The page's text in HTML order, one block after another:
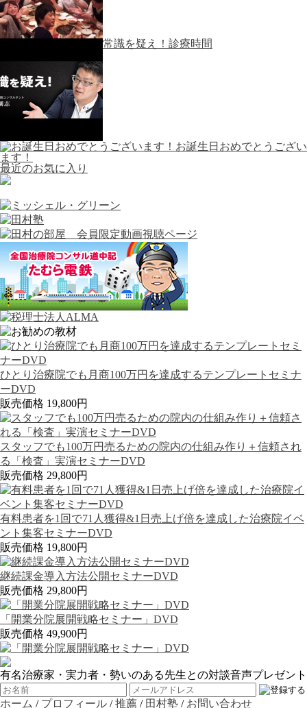
常識を疑え！診療時間
お誕生日おめでとうござい
ます！
最近のお気に入り
ひとり治療院でも月商100万円を達成するテンプレートセミナ
ーDVD
販売価格 19,800円
スタッフでも100万円売るための院内の仕組み作り＋信頼され
る「検査」実演セミナーDVD
販売価格 29,800円
有料患者を1回で71人獲得&1日売上げ倍を達成した治療院イベ
ント集客セミナーDVD
販売価格 19,800円
継続課金導入方法公開セミナーDVD
販売価格 29,800円
「開業分院展開戦略セミナー」DVD
販売価格 49,900円
有名治療家・実力者・勢いのある先生との対談音声プレゼント
ホーム / プロフィール / 推薦 / 田村塾 / お問い合わせ